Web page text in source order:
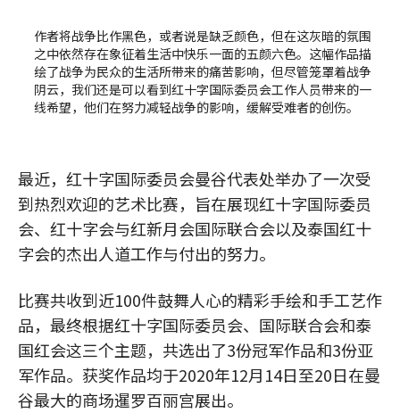
作者将战争比作黑色，或者说是缺乏颜色，但在这灰暗的氛围
之中依然存在象征着生活中快乐一面的五颜六色。这幅作品描
绘了战争为民众的生活所带来的痛苦影响，但尽管笼罩着战争
阴云，我们还是可以看到红十字国际委员会工作人员带来的一
线希望，他们在努力减轻战争的影响，缓解受难者的创伤。
最近，红十字国际委员会曼谷代表处举办了一次受
到热烈欢迎的艺术比赛，旨在展现红十字国际委员
会、红十字会与红新月会国际联合会以及泰国红十
字会的杰出人道工作与付出的努力。
比赛共收到近100件鼓舞人心的精彩手绘和手工艺作
品，最终根据红十字国际委员会、国际联合会和泰
国红会这三个主题，共选出了3份冠军作品和3份亚
军作品。获奖作品均于2020年12月14日至20日在曼
谷最大的商场暹罗百丽宫展出。